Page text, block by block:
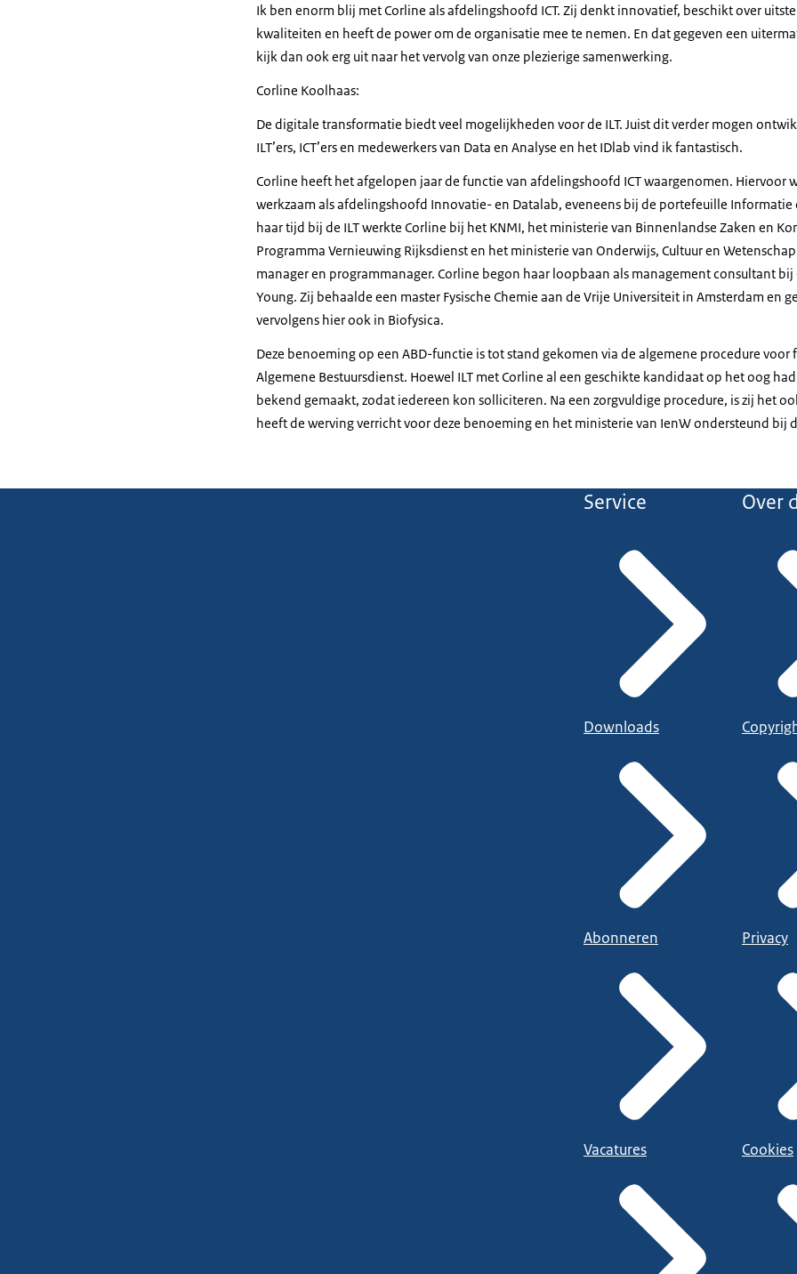
Ik ben enorm blij met Corline als afdelingshoofd ICT. Zij denkt innovatief, beschikt over
kwaliteiten en heeft de power om de organisatie mee te nemen. En dat gegeven een
kijk dan ook erg uit naar het vervolg van onze plezierige samenwerking.
Corline Koolhaas:
De digitale transformatie biedt veel mogelijkheden voor de ILT. Juist dit verder mogen
ILT’ers, ICT’ers en medewerkers van Data en Analyse en het IDlab vind ik fantastisch.
Corline heeft het afgelopen jaar de functie van afdelingshoofd ICT waargenomen. Hiervoor
werkzaam als afdelingshoofd Innovatie- en Datalab, eveneens bij de portefeuille Informatie
haar tijd bij de ILT werkte Corline bij het KNMI, het ministerie van Binnenlandse Zaken en
Programma Vernieuwing Rijksdienst en het ministerie van Onderwijs, Cultuur en
manager en programmanager. Corline begon haar loopbaan als management consultant bij
Young. Zij behaalde een master Fysische Chemie aan de Vrije Universiteit in Amsterdam en
vervolgens hier ook in Biofysica.
Deze benoeming op een ABD-functie is tot stand gekomen via de algemene procedure voor
Algemene Bestuursdienst. Hoewel ILT met Corline al een geschikte kandidaat op het oog
bekend gemaakt, zodat iedereen kon solliciteren. Na een zorgvuldige procedure, is zij het
heeft de werving verricht voor deze benoeming en het ministerie van IenW ondersteund bij
Service
Downloads
Abonneren
Vacatures
Over
Privacy
Cookies